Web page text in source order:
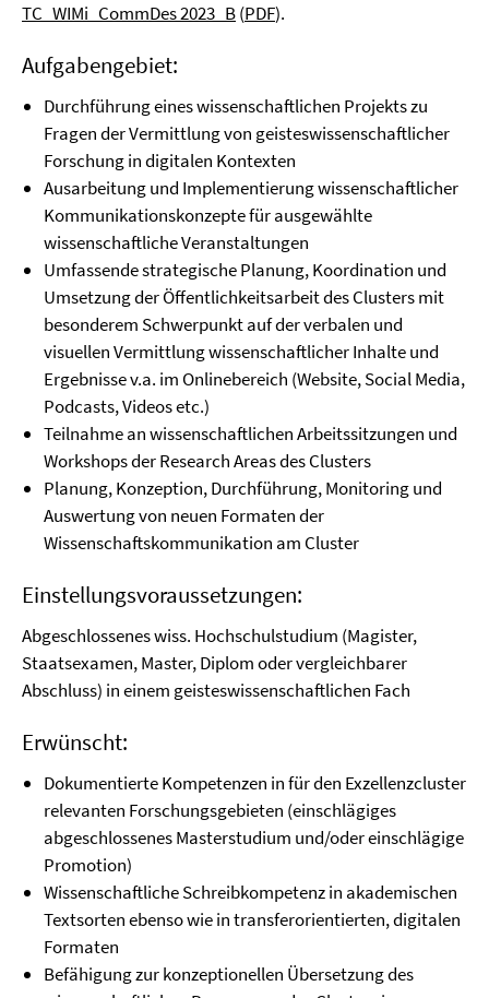
TC_WIMi_CommDes 2023 _B(PDF).
Aufgabengebiet:
Durchführung eines wissenschaftlichen Projekts zu
Fragen der Vermittlung von geisteswissenschaftlicher
Forschung in digitalen Kontexten
Ausarbeitung und Implementierung wissenschaftlicher
Kommunikationskonzepte für ausgewählte
wissenschaftliche Veranstaltungen
Umfassende strategische Planung, Koordination und
Umsetzung der Öffentlichkeitsarbeit des Clusters mit
besonderem Schwerpunkt auf der verbalen und
visuellen Vermittlung wissenschaftlicher Inhalte und
Ergebnisse v.a. im Onlinebereich (Website, Social Media,
Podcasts, Videos etc.)
Teilnahme an wissenschaftlichen Arbeitssitzungen und
Workshops der Research Areas des Clusters
Planung, Konzeption, Durchführung, Monitoring und
Auswertung von neuen Formaten der
Wissenschaftskommunikation am Cluster
Einstellungsvoraussetzungen:
Abgeschlossenes wiss. Hochschulstudium (Magister,
Staatsexamen, Master, Diplom oder vergleichbarer
Abschluss) in einem geisteswissenschaftlichen Fach
Erwünscht:
Dokumentierte Kompetenzen in für den Exzellenzcluster
relevanten Forschungsgebieten (einschlägiges
abgeschlossenes Masterstudium und/oder einschlägige
Promotion)
Wissenschaftliche Schreibkompetenz in akademischen
Textsorten ebenso wie in transferorientierten, digitalen
Formaten
Befähigung zur konzeptionellen Übersetzung des